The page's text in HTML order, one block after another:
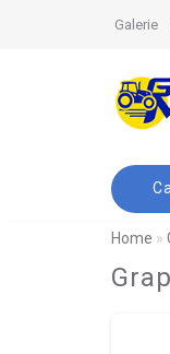
Galerie
Home